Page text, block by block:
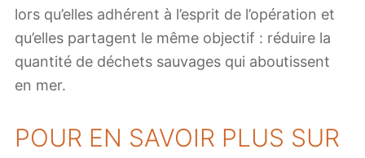
lors qu’elles adhérent à l’esprit de l’opération et
qu’elles partagent le même objectif : réduire la
quantité de déchets sauvages qui aboutissent
en mer.
POUR EN SAVOIR PLUS SUR